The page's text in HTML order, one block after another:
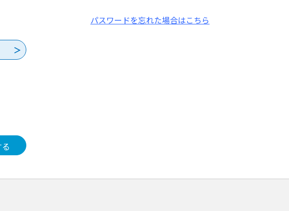
パスワードを忘れた場合はこちら